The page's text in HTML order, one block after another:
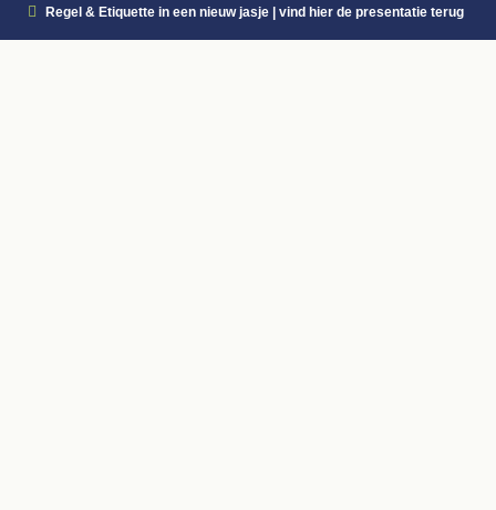
Regel & Etiquette in een nieuw jasje | vind hier de presentatie terug